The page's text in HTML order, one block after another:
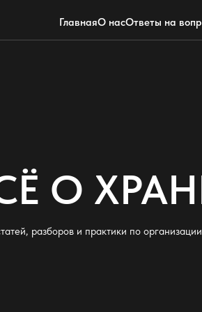
ГлавнаяО насОтветы на
О
разборов и практики по